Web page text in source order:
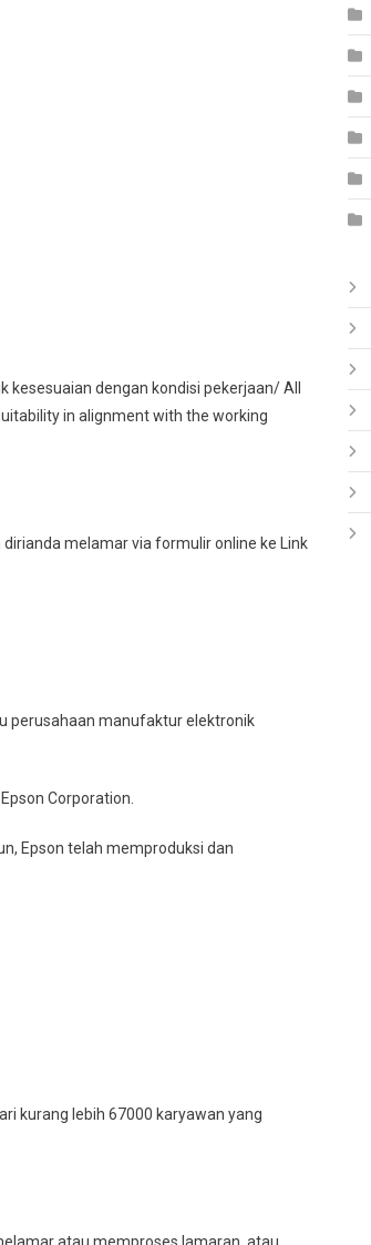
dengan kondisi pekerjaan/ All
in alignment with the working
melamar via formulir online ke Link
perusahaan manufaktur elektronik
Corporation.
Epson telah memproduksi dan
kurang lebih 67000 karyawan yang